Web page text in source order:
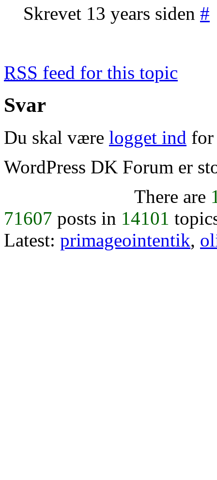
Skrevet 13 years siden #
RSS feed for this topic
Svar
Du skal være logget ind for
WordPress DK Forum er
There are
71607 posts in 14101
Latest: primageointentik,